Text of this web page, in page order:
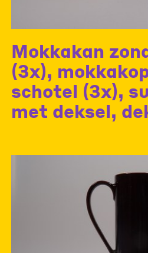
Mokkakan
(3x),
schotel (3x),
met deksel,